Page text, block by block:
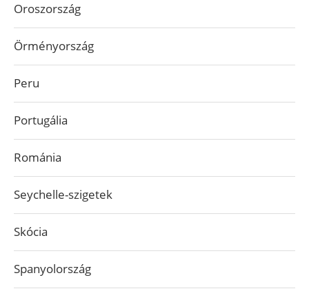
Oroszország
Örményország
Peru
Portugália
Románia
Seychelle-szigetek
Skócia
Spanyolország